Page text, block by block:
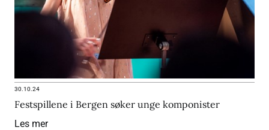
30.10.24
Festspillene i Bergen søker unge komponister
Les mer